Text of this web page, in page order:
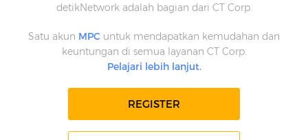
detikNetwork adalah bagian dari CT Corp.
Satu akun MPC untuk mendapatkan kemudahan dan
keuntungan di semua layanan CT Corp.
Pelajari lebih lanjut.
REGISTER